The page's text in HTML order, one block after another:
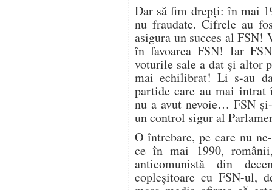
Dar să fim drepți: în mai
nu fraudate. Cifrele au
asigura un succes al FSN!
în favoarea FSN! Iar
voturile sale a dat și altor
mai echilibrat! Li s-au
partide care au mai intrat
nu a avut nevoie… FSN
un control sigur al
O întrebare, pe care nu
ce în mai 1990,
anticomunistă din
copleșitoare cu FSN-ul,